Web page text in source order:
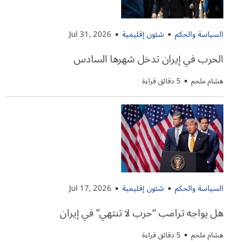
السياسة والحكم شئون إقليمية Jul 31, 2026
الحرب في إيران تدخل شهرها السادس
هشام ملحم 5 دقائق قراءة
السياسة والحكم شئون إقليمية Jul 17, 2026
هل يواجه ترامب “حرب لا تنتهي” في إيران
هشام ملحم 5 دقائق قراءة